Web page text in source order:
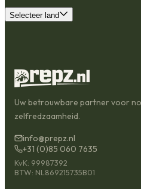
Selecteer land
Uw betrouwbare partner voor
zelfredzaamheid.
info@prepz.nl
+31 (0)85 060 7635
KvK: 99987392
BTW: NL869215735B01